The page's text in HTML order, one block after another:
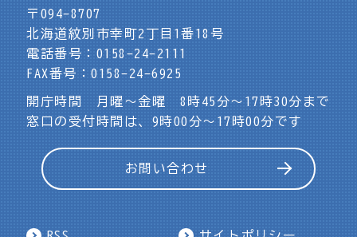
〒094-8707
北海道紋別市幸町2丁目1番18号
電話番号：0158-24-2111
FAX番号：0158-24-6925
開庁時間 月曜～金曜 8時45分～17時30分まで
窓口の受付時間は、9時00分～17時00分です
お問い合わせ